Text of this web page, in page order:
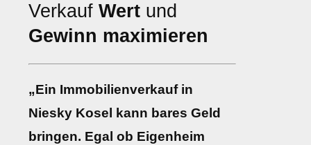
Verkauf Wert und
Gewinn maximieren
„Ein Immobilienverkauf in
Niesky Kosel kann bares Geld
bringen. Egal ob Eigenheim